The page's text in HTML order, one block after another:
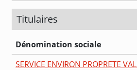
Titulaires
Dénomination sociale
SERVICE ENVIRON PROPRETE